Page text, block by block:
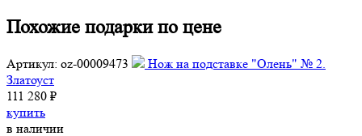
Похожие подарки по цене
Артикул: oz-00009473
Нож на подставке "Олень" № 2.
Златоуст
111 280 ₽
купить
в наличии